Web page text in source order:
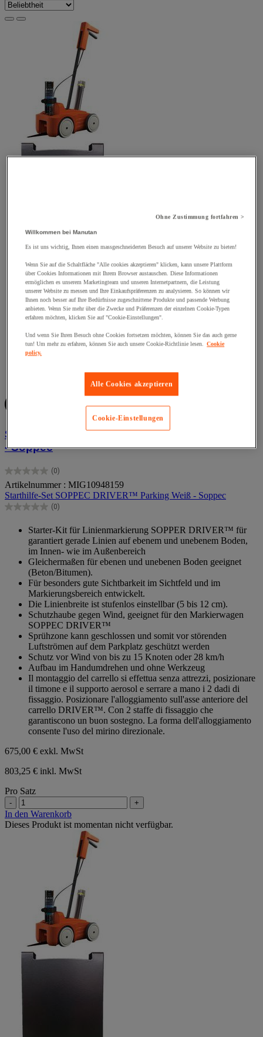
Vergleichen
Starthilfe-Set SOPPEC DRIVER™ Parking Weiß
- Soppec
(0)
0.0
von
5
Sternen.
Artikelnummer : MIG10948159
Starthilfe-Set SOPPEC DRIVER™ Parking Weiß - Soppec
(0)
0.0
Sternen.
Starter-Kit für Linienmarkierung SOPPER DRIVER™ für
garantiert gerade Linien auf ebenem und unebenem Boden,
im Innen- wie im Außenbereich
Gleichermaßen für ebenen und unebenen Boden geeignet
(Beton/Bitumen).
Für besonders gute Sichtbarkeit im Sichtfeld und im
Markierungsbereich entwickelt.
Die Linienbreite ist stufenlos einstellbar (5 bis 12 cm).
Schutzhaube gegen Wind, geeignet für den Markierwagen
SOPPEC DRIVER™
Sprühzone kann geschlossen und somit vor störenden
Luftströmen auf dem Parkplatz geschützt werden
Schutz vor Wind von bis zu 15 Knoten oder 28 km/h
Aufbau im Handumdrehen und ohne Werkzeug
Il montaggio del carrello si effettua senza attrezzi, posizionare
il timone e il supporto aerosol e serrare a mano i 2 dadi di
fissaggio. Posizionare l'alloggiamento sull'asse anteriore del
carrello DRIVER™. Con 2 staffe di fissaggio che
garantiscono un buon sostegno. La forma dell'alloggiamento
consente l'uso del mirino direzionale.
675,00 € exkl. MwSt
803,25 € inkl. MwSt
Pro Satz
- +
In den Warenkorb
Dieses Produkt ist momentan nicht verfügbar.
Ohne Zustimmung fortfahren >
Willkommen bei Manutan
Es ist uns wichtig, Ihnen einen massgeschneiderten Besuch auf unserer Website zu bieten!
Wenn Sie auf die Schaltfläche "Alle cookies akzeptieren" klicken, kann unsere Plattform
über Cookies Informationen mit Ihrem Browser austauschen. Diese Informationen
ermöglichen es unserem Marketingteam und unseren Internetpartnern, die Leistung
unserer Website zu messen und Ihre Einkaufspräferenzen zu analysieren. So können wir
Ihnen noch besser auf Ihre Bedürfnisse zugeschnittene Produkte und passende Werbung
anbieten. Wenn Sie mehr über die Zwecke und Präferenzen der einzelnen Cookie-Typen
erfahren möchten, klicken Sie auf "Cookie-Einstellungen".
Und wenn Sie Ihren Besuch ohne Cookies fortsetzen möchten, können Sie das auch gerne
tun! Um mehr zu erfahren, können Sie auch unsere Cookie-Richtlinie lesen. Cookie
policy.
Alle Cookies akzeptieren
Cookie-Einstellungen